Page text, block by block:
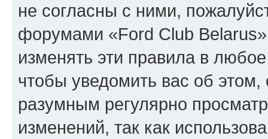
не согласны с ними,
форумами «Ford Club
изменять эти правила в
чтобы уведомить вас об
разумным регулярно
изменений, так как